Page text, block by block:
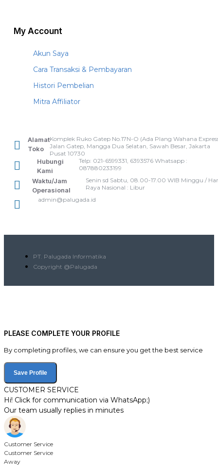
My Account
Akun Saya
Cara Transaksi & Pembayaran
Histori Pembelian
Mitra Affiliator
Alamat
Toko
Komplek Ruko Gatep No.17N-O (Ada Plang Wahana
Jalan Gatep, Mangga Dua Selatan, Sawah Besar, Jakarta
Pusat 10730
Hubungi
Kami
Telp: 021-6599331, 6393576 Whatsapp :
087880233199
Waktu/Jam
Operasional
Senin sd Sabtu, 08.00-17.00 WIB Minggu /
Raya Nasional : Libur
admin@palugada.id
PT. Palugada Informatika
Copyright @Palugada
PLEASE COMPLETE YOUR PROFILE
By completing profiles, we can ensure you get the best service
Save Profile
CUSTOMER SERVICE
Hi! Click for communication via WhatsApp;)
Our team usually replies in minutes
Customer Service
Customer Service
Away